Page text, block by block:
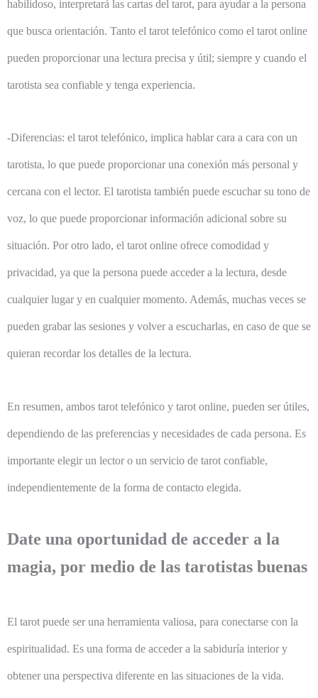
habilidoso, interpretará las cartas del tarot, para ayudar a la persona
que busca orientación. Tanto el tarot telefónico como el tarot online
pueden proporcionar una lectura precisa y útil; siempre y cuando el
tarotista sea confiable y tenga experiencia.
-Diferencias: el tarot telefónico, implica hablar cara a cara con un
tarotista, lo que puede proporcionar una conexión más personal y
cercana con el lector. El tarotista también puede escuchar su tono de
voz, lo que puede proporcionar información adicional sobre su
situación. Por otro lado, el tarot online ofrece comodidad y
privacidad, ya que la persona puede acceder a la lectura, desde
cualquier lugar y en cualquier momento. Además, muchas veces se
pueden grabar las sesiones y volver a escucharlas, en caso de que se
quieran recordar los detalles de la lectura.
En resumen, ambos tarot telefónico y tarot online, pueden ser útiles,
dependiendo de las preferencias y necesidades de cada persona. Es
importante elegir un lector o un servicio de tarot confiable,
independientemente de la forma de contacto elegida.
Date una oportunidad de acceder a la
magia, por medio de las tarotistas buenas
El tarot puede ser una herramienta valiosa, para conectarse con la
espiritualidad. Es una forma de acceder a la sabiduría interior y
obtener una perspectiva diferente en las situaciones de la vida.